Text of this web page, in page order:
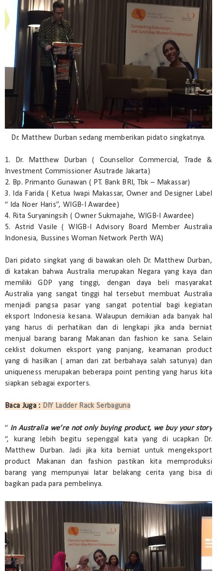
Dr. Matthew Durban sedang memberikan pidato singkatnya.
1. Dr. Matthew Durban ( Counsellor Commercial, Trade &
Investment Commissioner Asutrade Jakarta)
2. Bp. Primanto Gunawan ( PT. Bank BRI, Tbk – Makassar)
3. Ida Farida ( Ketua Iwapi Makassar, Owner and Designer Label
“ Ida Noer Haris”, WIGB-I Awardee)
4. Rita Suryaningsih ( Owner Sukmajahe, WIGB-I Awardee)
5. Astrid Vasile ( WIGB-I Advisory Board Member Australia
Indonesia, Bussines Woman Network Perth WA)
Dari pidato singkat yang di bawakan oleh Dr. Matthew Durban,
di katakan bahwa Australia merupakan Negara yang kaya dan
memiliki GDP yang tinggi, dengan daya beli masyarakat
Australia yang sangat tinggi hal tersebut membuat Australia
menjadi pangsa pasar yang sangat potential bagi kegiatan
eksport Indonesia kesana. Walaupun demikian ada banyak hal
yang harus di perhatikan dan di lengkapi jika anda berniat
menjual barang barang Makanan dan fashion ke sana. Selain
ceklist dokumen eksport yang panjang, keamanan product
yang di hasilkan ( aman dari zat berbahaya salah satunya) dan
uniqueness merupakan beberapa point penting yang harus kita
siapkan sebagai exporters.
Baca Juga : DIY Ladder Rack Serbaguna
“ In Australia we’re not only buying product, we buy your story
“, kurang lebih begitu sepenggal kata yang di ucapkan Dr.
Matthew Durban. Jadi jika kita berniat untuk mengeksport
product Makanan dan fashion pastikan kita memproduksi
barang yang mempunyai latar belakang cerita yang bisa di
bagikan pada para pembelinya.